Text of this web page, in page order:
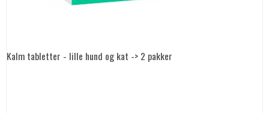
Kalm tabletter - lille hund og kat -> 2 pakker